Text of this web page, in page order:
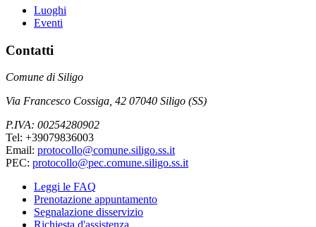
Luoghi
Eventi
Contatti
Comune di Siligo
Via Francesco Cossiga, 42 07040 Siligo (SS)
P.IVA: 00254280902
Tel: +39079836003
Email: protocollo@comune.siligo.ss.it
PEC: protocollo@pec.comune.siligo.ss.it
Leggi le FAQ
Prenotazione appuntamento
Segnalazione disservizio